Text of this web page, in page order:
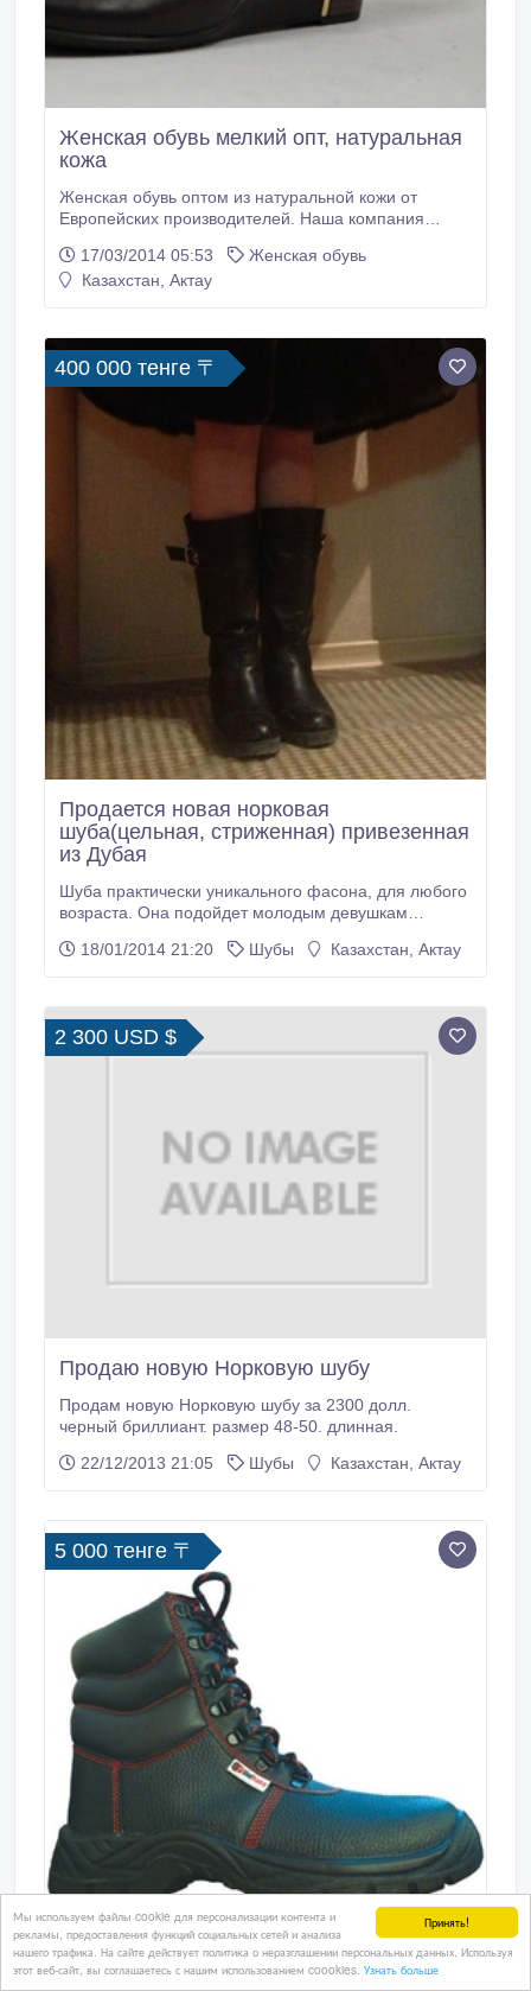
Принять!
Мы используем файлы cookie для персонализации контента и
рекламы, предоставления функций социальных сетей и анализа
нашего трафика. На сайте действует политика о неразглашении персональных данных. Используя
этот веб-сайт, вы соглашаетесь с нашим использованием coookies. Узнать больше
Женская обувь мелкий опт, натуральная
кожа
Женская обувь оптом из натуральной кожи от
Европейских производителей. Наша компания
низкие цены, гарантия качества. Наша задача -
сделать Ваш бизнес выгодным, а сотрудничество с
17/03/2014 05:53
Женская обувь
Казахстан, Актау
400 000 тенге 〒
Продается новая норковая
шуба(цельная, стриженная) привезенная
из Дубая
Шуба практически уникального фасона, для любого
возраста. Она подойдет молодым девушкам
Шубу можно одеть с платьем и с брюками. мех из
18/01/2014 21:20 Шубы Казахстан, Актау
2 300 USD $
Продаю новую Норковую шубу
Продам новую Норковую шубу за 2300 долл.
черный бриллиант. размер 48-50. длинная.
22/12/2013 21:05
Шубы Казахстан, Актау
5 000 тенге 〒